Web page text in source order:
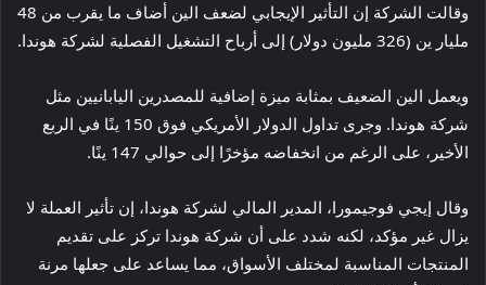
وقالت الشركة إن التأثير الإيجابي لضعف الين أضاف ما يقرب من 48
مليار ين (326 مليون دولار) إلى أرباح التشغيل الفصلية لشركة هوندا.
ويعمل الين الضعيف بمثابة ميزة إضافية للمصدرين اليابانيين مثل
شركة هوندا. وجرى تداول الدولار الأمريكي فوق 150 ينًا في الربع
الأخير، على الرغم من انخفاضه مؤخرًا إلى حوالي 147 ينًا.
وقال إيجي فوجيمورا، المدير المالي لشركة هوندا، إن تأثير العملة لا
يزال غير مؤكد، لكنه شدد على أن شركة هوندا تركز على تقديم
المنتجات المناسبة لمختلف الأسواق، مما يساعد على جعلها مرنة